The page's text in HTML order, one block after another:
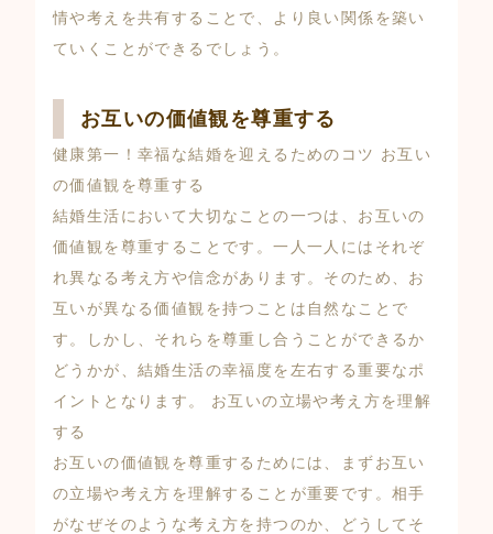
情や考えを共有することで、より良い関係を築い
ていくことができるでしょう。
お互いの価値観を尊重する
健康第一！幸福な結婚を迎えるためのコツ お互い
の価値観を尊重する
結婚生活において大切なことの一つは、お互いの
価値観を尊重することです。一人一人にはそれぞ
れ異なる考え方や信念があります。そのため、お
互いが異なる価値観を持つことは自然なことで
す。しかし、それらを尊重し合うことができるか
どうかが、結婚生活の幸福度を左右する重要なポ
イントとなります。 お互いの立場や考え方を理解
する
お互いの価値観を尊重するためには、まずお互い
の立場や考え方を理解することが重要です。相手
がなぜそのような考え方を持つのか、どうしてそ